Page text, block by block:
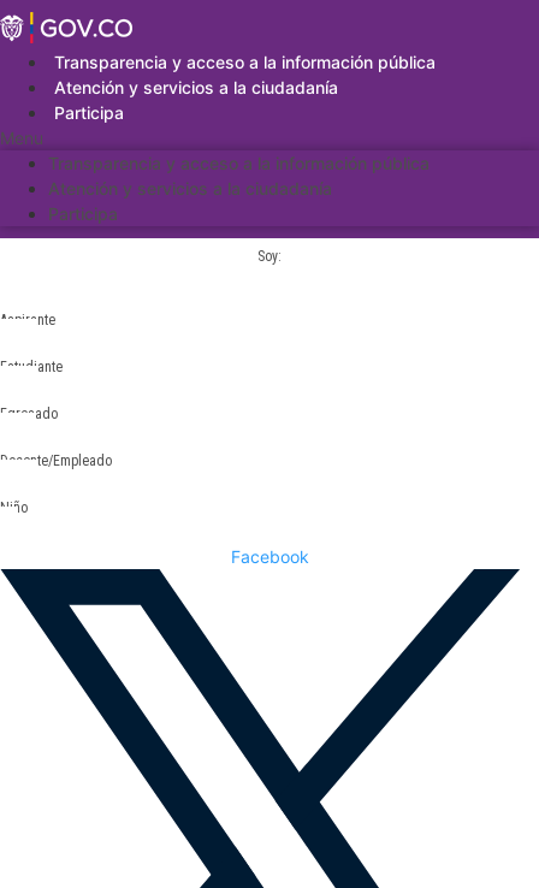
Saltar
al
contenidoTransparencia y acceso a la información pública
Atención y servicios a la ciudadanía
Participa
Menu
Transparencia y acceso a la información pública
Atención y servicios a la ciudadanía
Participa
Soy:
Aspirante
Estudiante
Egresado
Docente/Empleado
Niño
Facebook